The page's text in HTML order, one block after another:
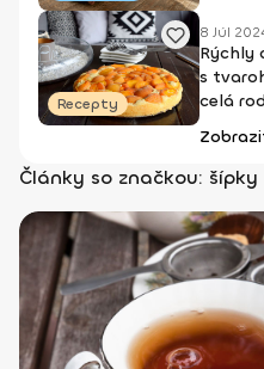
Recepty
8 Júl
Rýchly
s
celá
Články so značkou: šípky